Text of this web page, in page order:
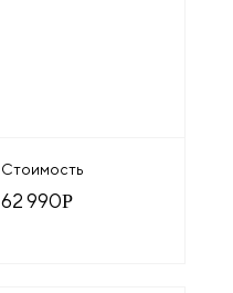
Стоимость
62 990Р